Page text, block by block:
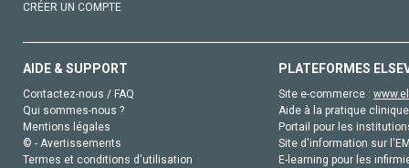
CRÉER UN COMPTE
AIDE & SUPPORT
Contactez-nous / FAQ
Qui sommes-nous ?
Mentions légales
© - Avertissements
Termes et conditions d'utilisation
PLATEFORMES
Site e-commerce :
Aide à la pratique
Portail pour les
Site d'information sur
E-learning pour les